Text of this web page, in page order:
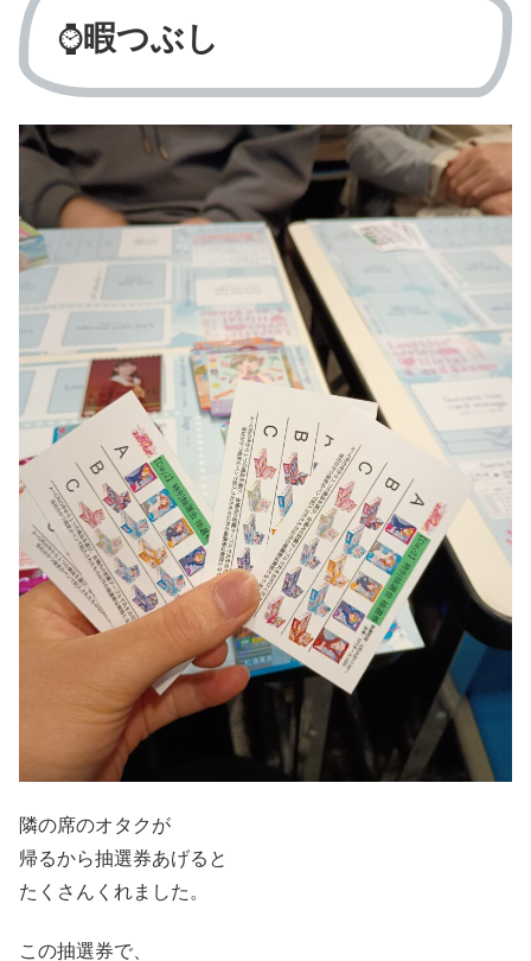
⌚暇つぶし
隣の席のオタクが
帰るから抽選券あげると
たくさんくれました。
この抽選券で、